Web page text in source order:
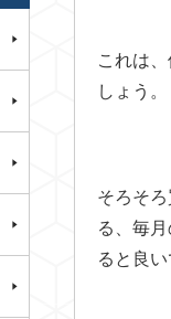
これは
しょう。
そろそ
る、毎
ると良